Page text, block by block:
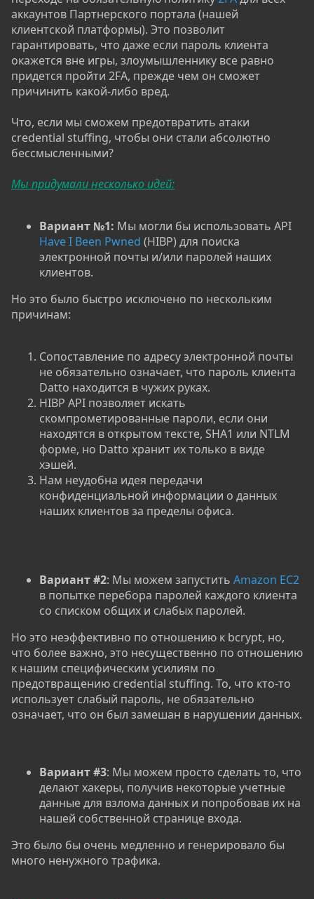
аккаунтов Партнерского портала (нашей
клиентской платформы). Это позволит
гарантировать, что даже если пароль клиента
окажется вне игры, злоумышленнику все равно
придется пройти 2FA, прежде чем он сможет
причинить какой-либо вред.
Что, если мы сможем предотвратить атаки
credential stuffing, чтобы они стали абсолютно
бессмысленными?
Мы придумали несколько идей:
Вариант №1: Мы могли бы использовать API
Have I Been Pwned (HIBP) для поиска
электронной почты и/или паролей наших
клиентов.
Но это было быстро исключено по нескольким
причинам:
Сопоставление по адресу электронной почты
не обязательно означает, что пароль клиента
Datto находится в чужих руках.
HIBP API позволяет искать
скомпрометированные пароли, если они
находятся в открытом тексте, SHA1 или NTLM
форме, но Datto хранит их только в виде
хэшей.
Нам неудобна идея передачи
конфиденциальной информации о данных
наших клиентов за пределы офиса.
Вариант #2: Мы можем запустить Amazon EC2
в попытке перебора паролей каждого клиента
со списком общих и слабых паролей.
Но это неэффективно по отношению к bcrypt, но,
что более важно, это несущественно по отношению
к нашим специфическим усилиям по
предотвращению credential stuffing. То, что кто-то
использует слабый пароль, не обязательно
означает, что он был замешан в нарушении данных.
Вариант #3: Мы можем просто сделать то, что
делают хакеры, получив некоторые учетные
данные для взлома данных и попробовав их на
нашей собственной странице входа.
Это было бы очень медленно и генерировало бы
много ненужного трафика.